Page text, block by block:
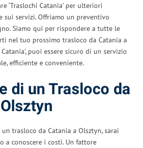
‘Traslochi Catania’ per ulteriori
sui servizi. Offriamo un preventivo
Siamo qui per rispondere a tutte le
nel tuo prossimo trasloco da Catania a
puoi essere sicuro di un servizio
efficiente e conveniente.
di un Trasloco da
trasloco da Catania a Olsztyn, sarai
a conoscere i costi. Un fattore